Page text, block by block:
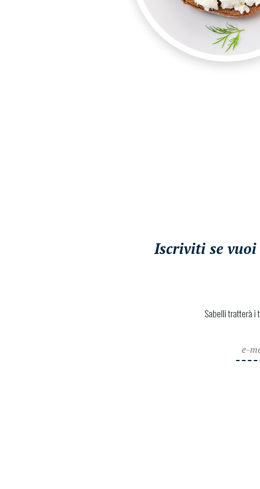
Iscriviti se vuoi
Sabelli tratterà i